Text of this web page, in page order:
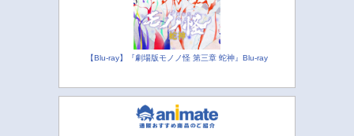
【Blu-ray】『劇場版モノノ怪 第三章 蛇神』Blu-ray